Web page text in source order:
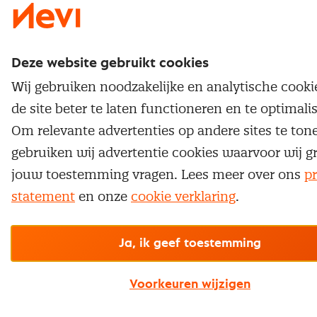
Deze website gebruikt cookies
Wij gebruiken noodzakelijke en analytische
de site beter te laten functioneren en te
Om relevante advertenties op andere sites te
gebruiken wij advertentie cookies waarvoor wij
jouw toestemming vragen. Lees meer over ons
statement en onze cookie verklaring.
Ja, ik geef toestemming
Voorkeuren wijzigen